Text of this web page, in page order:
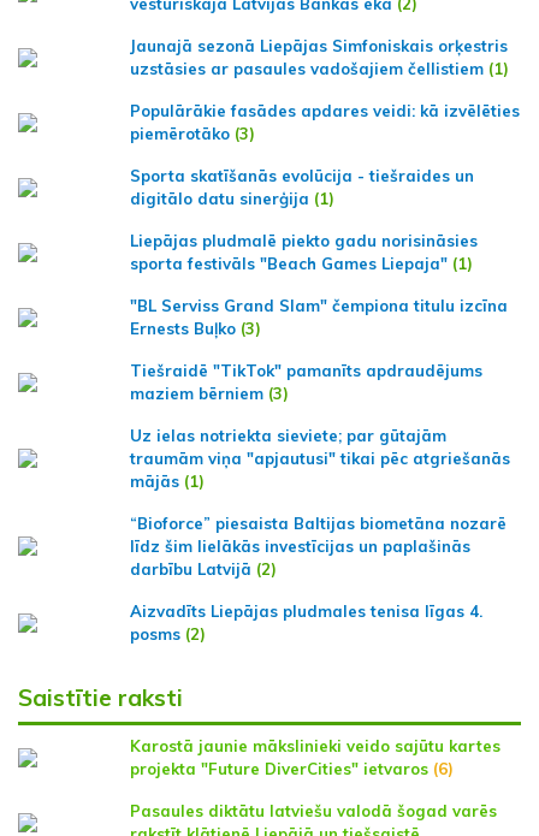
Jaunajā sezonā Liepājas Simfoniskais orķestris
uzstāsies ar pasaules vadošajiem čellistiem (1)
Populārākie fasādes apdares veidi: kā izvēlēties
piemērotāko (3)
Sporta skatīšanās evolūcija - tiešraides un
digitālo datu sinerģija (1)
Liepājas pludmalē piekto gadu norisināsies
sporta festivāls "Beach Games Liepaja" (1)
"BL Serviss Grand Slam" čempiona titulu izcīna
Ernests Buļko (3)
Tiešraidē "TikTok" pamanīts apdraudējums
maziem bērniem (3)
Uz ielas notriekta sieviete; par gūtajām
traumām viņa "apjautusi" tikai pēc atgriešanās
mājās (1)
“Bioforce” piesaista Baltijas biometāna nozarē
līdz šim lielākās investīcijas un paplašinās
darbību Latvijā (2)
Aizvadīts Liepājas pludmales tenisa līgas 4.
posms (2)
Saistītie raksti
Karostā jaunie mākslinieki veido sajūtu kartes
projekta "Future DiverCities" ietvaros (6)
Pasaules diktātu latviešu valodā šogad varēs